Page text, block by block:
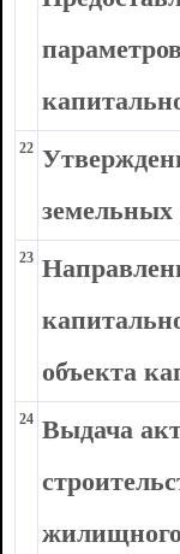
22
земельных
23
объекта
24 Выдача
жилищного